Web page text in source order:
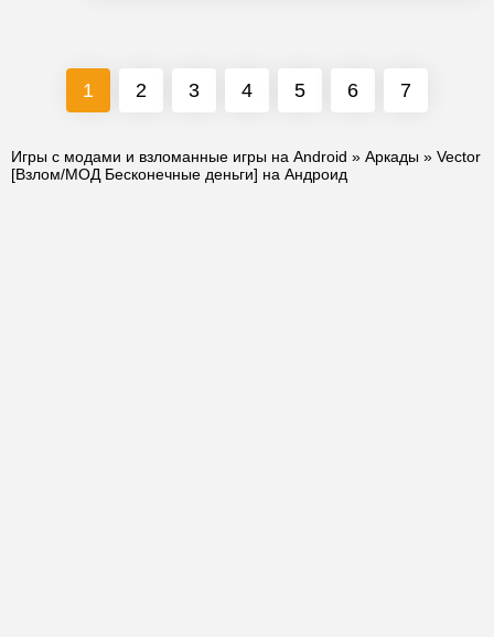
1 2 3 4 5 6 7
Игры с модами и взломанные игры на Android » Аркады » Vector
[Взлом/МОД Бесконечные деньги] на Андроид